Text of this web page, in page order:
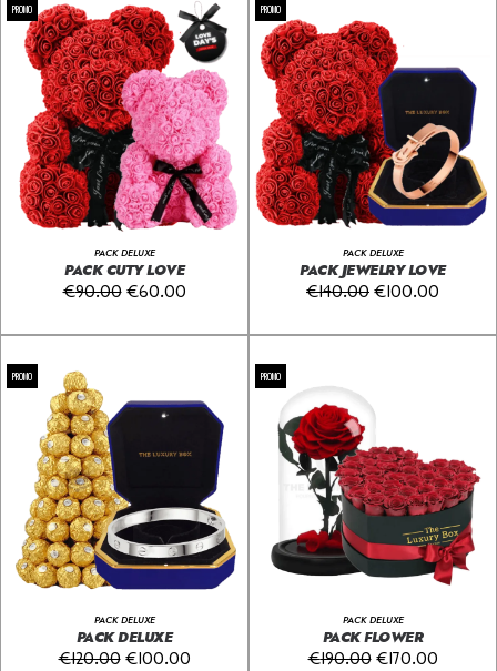
PROMO
PACK DELUXE
PACK CUTY LOVE
€90.00 €60.00
PROMO
PACK DELUXE
PACK JEWELRY LOVE
€140.00 €100.00
PROMO
PACK DELUXE
PACK DELUXE
€120.00 €100.00
PROMO
PACK DELUXE
PACK FLOWER
€190.00 €170.00